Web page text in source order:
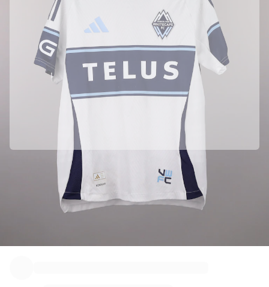
하이라이트
월드 챔피언십 경매
레전드 컬렉션
축구 전체 보기
파리 생제르맹
FC 바이에른 뮌헨
2026 월드 챔피언십
Major League Soccer (MLS)의 공식 파트너입니다
정품임을 보장하기 위해 이 상품을 Major League Soccer (MLS)에서 직접
수집하였습니다.